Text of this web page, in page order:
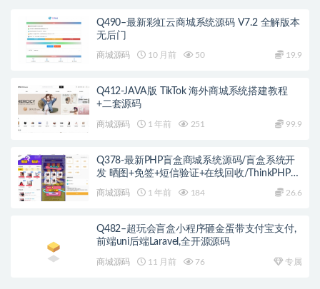
Q490–最新彩虹云商城系统源码 V7.2 全解版本
无后门
商城源码 10 月前 50 19.9
Q412-JAVA版 TikTok 海外商城系统搭建教程
+二套源码
商城源码 1 年前 251 99.9
Q378-最新PHP盲盒商城系统源码/盲盒系统开
发 晒图+免签+短信验证+在线回收/ThinkPHP框
架
商城源码 1 年前 184 26.6
Q482–超玩会盲盒小程序砸金蛋带支付宝支付,
前端uni后端Laravel,全开源源码
商城源码 11 月前 76 专属